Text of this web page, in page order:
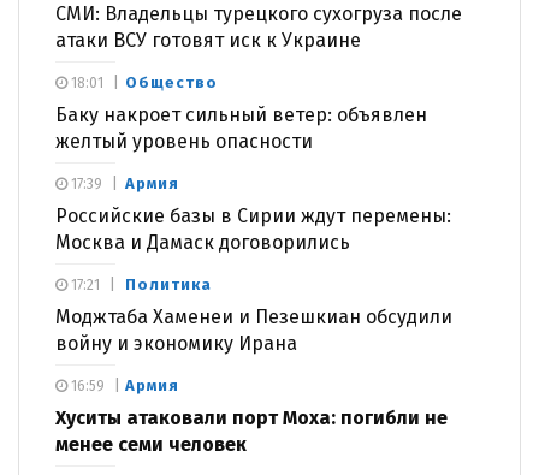
СМИ: Владельцы турецкого сухогруза после
атаки ВСУ готовят иск к Украине
Общество
Баку накроет сильный ветер: объявлен
желтый уровень опасности
18:01
Армия
Российские базы в Сирии ждут перемены:
Москва и Дамаск договорились
17:39
Политика
Моджтаба Хаменеи и Пезешкиан обсудили
войну и экономику Ирана
17:21
Армия
Хуситы атаковали порт Моха: погибли не
менее семи человек
16:59